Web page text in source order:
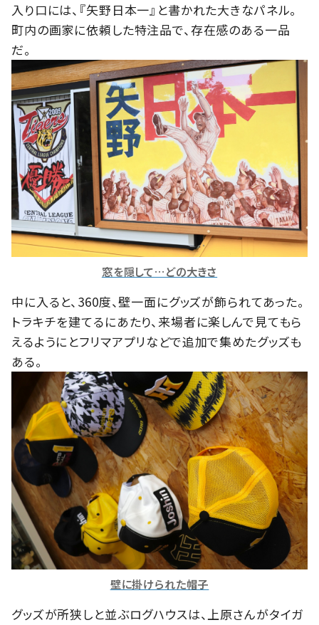
入り口には、『矢野日本一』と書かれた大きなパネル。
町内の画家に依頼した特注品で、存在感のある一品
だ。
窓を隠して…どの大きさ
中に入ると、360度、壁一面にグッズが飾られてあった。
トラキチを建てるにあたり、来場者に楽しんで見てもら
えるようにとフリマアプリなどで追加で集めたグッズも
ある。
壁に掛けられた帽子
グッズが所狭しと並ぶログハウスは、上原さんがタイガ